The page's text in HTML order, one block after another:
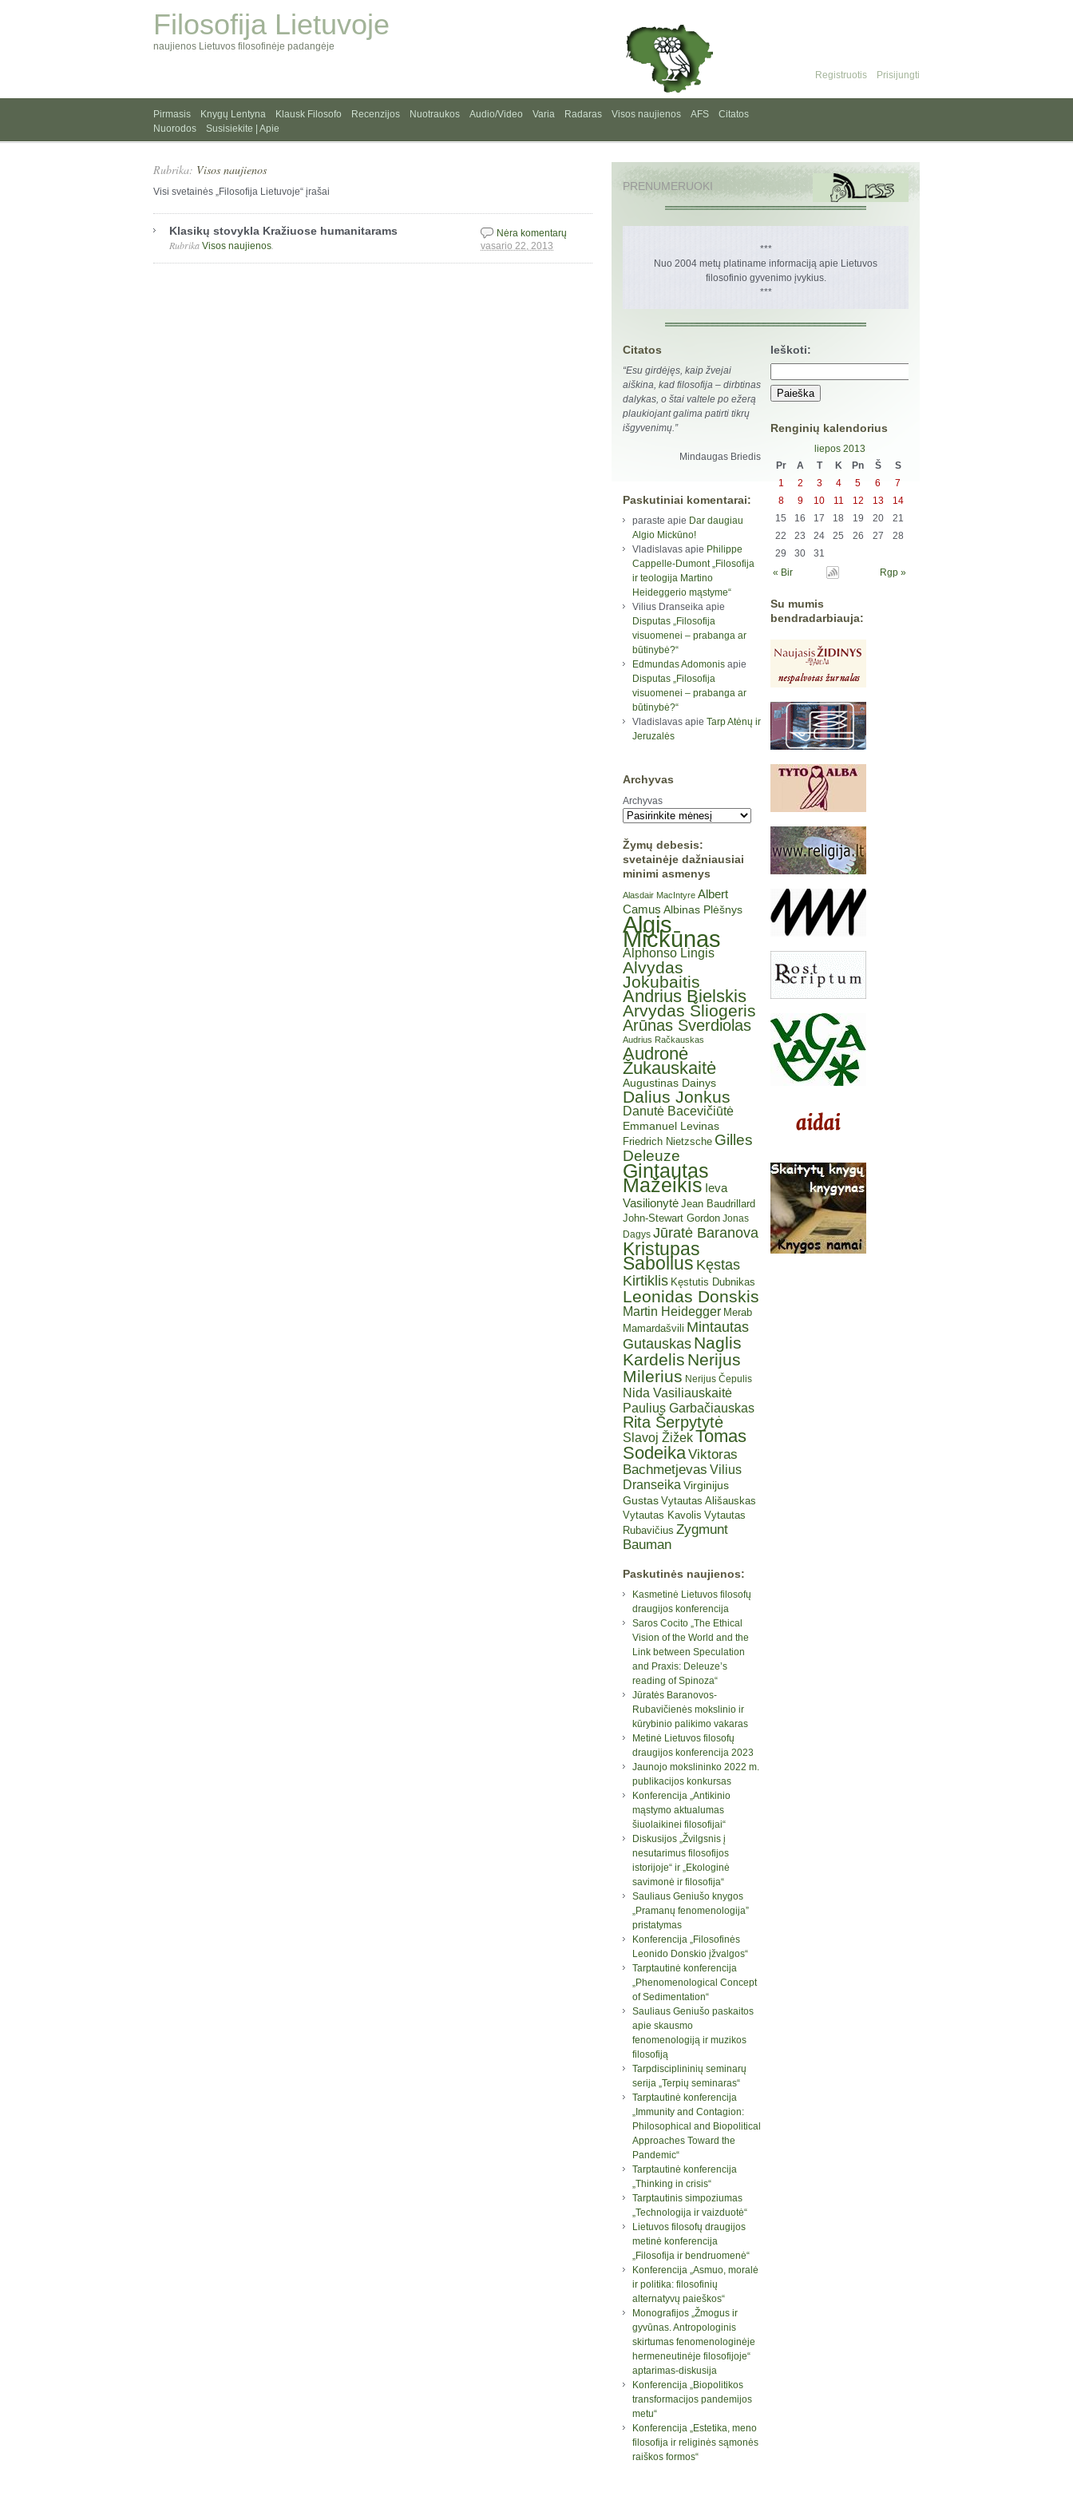
Filosofija Lietuvoje
naujienos Lietuvos filosofinėje padangėje
Prisijungti
Registruotis
Pirmasis Knygų Lentyna Klausk Filosofo Recenzijos Nuotraukos Audio/Video Varia Radaras Visos naujienos AFS
Citatos
Nuorodos
Susisiekite | Apie
Rubrika: Visos naujienos
Visi svetainės „Filosofija Lietuvoje“ įrašai
Klasikų stovykla Kražiuose humanitarams
vasario 22, 2013
Rubrika Visos naujienos
Nėra komentarų
PRENUMERUOKI
***
Nuo 2004 metų platiname informaciją apie Lietuvos
filosofinio gyvenimo įvykius.
***
Citatos
“Esu girdėjęs, kaip žvejai
aiškina, kad filosofija – dirbtinas
dalykas, o štai valtele po ežerą
plaukiojant galima patirti tikrų
išgyvenimų.”
Mindaugas Briedis
Paskutiniai komentarai:
paraste apie Dar daugiau
Algio Mickūno!
Vladislavas apie Philippe
Cappelle-Dumont „Filosofija
ir teologija Martino
Heideggerio mąstyme“
Vilius Dranseika apie
Disputas „Filosofija
visuomenei – prabanga ar
būtinybė?“
Edmundas Adomonis apie
Disputas „Filosofija
visuomenei – prabanga ar
būtinybė?“
Vladislavas apie Tarp Atėnų ir
Jeruzalės
Archyvas
Archyvas
Žymų debesis:
svetainėje dažniausiai
minimi asmenys
Alasdair MacIntyre Albert
Camus Albinas Plėšnys
Algis
Mickūnas
Alphonso Lingis
Alvydas
Jokubaitis
Andrius Bielskis
Arvydas Šliogeris
Arūnas Sverdiolas
Audrius Račkauskas
Audronė
Žukauskaitė
Augustinas Dainys
Dalius Jonkus
Danutė Bacevičiūtė
Emmanuel Levinas
Friedrich Nietzsche Gilles
Deleuze
Gintautas
Mažeikis Ieva
Vasilionytė Jean Baudrillard
John-Stewart Gordon Jonas
Dagys Jūratė Baranova
Kristupas
Sabolius Kęstas
Kirtiklis Kęstutis Dubnikas
Leonidas Donskis
Martin Heidegger Merab
Mamardašvili Mintautas
Gutauskas Naglis
Kardelis Nerijus
Milerius Nerijus Čepulis
Nida Vasiliauskaitė
Paulius Garbačiauskas
Rita Šerpytytė
Slavoj ŽižekTomas
SodeikaViktoras
Bachmetjevas Vilius
Dranseika Virginijus
Gustas Vytautas Ališauskas
Vytautas Kavolis Vytautas
Rubavičius Zygmunt
Bauman
Paskutinės naujienos:
Kasmetinė Lietuvos filosofų
draugijos konferencija
Saros Cocito „The Ethical
Vision of the World and the
Link between Speculation
and Praxis: Deleuze’s
reading of Spinoza“
Jūratės Baranovos-
Rubavičienės mokslinio ir
kūrybinio palikimo vakaras
Metinė Lietuvos filosofų
draugijos konferencija 2023
Jaunojo mokslininko 2022 m.
publikacijos konkursas
Konferencija „Antikinio
mąstymo aktualumas
šiuolaikinei filosofijai“
Diskusijos „Žvilgsnis į
nesutarimus filosofijos
istorijoje“ ir „Ekologinė
savimonė ir filosofija“
Sauliaus Geniušo knygos
„Pramanų fenomenologija”
pristatymas
Konferencija „Filosofinės
Leonido Donskio įžvalgos“
Tarptautinė konferencija
„Phenomenological Concept
of Sedimentation“
Sauliaus Geniušo paskaitos
apie skausmo
fenomenologiją ir muzikos
filosofiją
Tarpdisciplininių seminarų
serija „Terpių seminaras“
Tarptautinė konferencija
„Immunity and Contagion:
Philosophical and Biopolitical
Approaches Toward the
Pandemic“
Tarptautinė konferencija
„Thinking in crisis“
Tarptautinis simpoziumas
„Technologija ir vaizduotė“
Lietuvos filosofų draugijos
metinė konferencija
„Filosofija ir bendruomenė“
Konferencija „Asmuo, moralė
ir politika: filosofinių
alternatyvų paieškos“
Monografijos „Žmogus ir
gyvūnas. Antropologinis
skirtumas fenomenologinėje
hermeneutinėje filosofijoje“
aptarimas-diskusija
Konferencija „Biopolitikos
transformacijos pandemijos
metu“
Konferencija „Estetika, meno
filosofija ir religinės sąmonės
raiškos formos“
Ieškoti:
Renginių kalendorius
liepos 2013
Pr
A T K Pn Š
S
1
2 3 4 5 6
7
8
9 10 11 12 13
14
15
16 17 18 19 20
21
22
23 24 25 26 27
28
29
30
31
« Bir
Rgp »
Su mumis
bendradarbiauja: